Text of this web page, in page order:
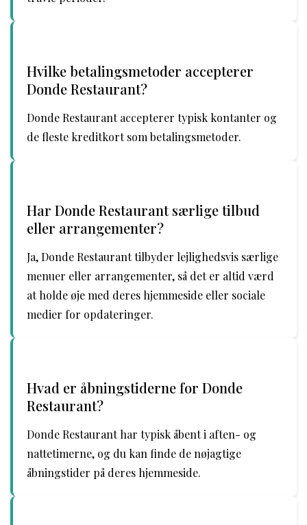
Hvilke betalingsmetoder accepterer
Donde Restaurant?
Donde Restaurant accepterer typisk kontanter og
de fleste kreditkort som betalingsmetoder.
Har Donde Restaurant særlige tilbud
eller arrangementer?
Ja, Donde Restaurant tilbyder lejlighedsvis særlige
menuer eller arrangementer, så det er altid værd
at holde øje med deres hjemmeside eller sociale
medier for opdateringer.
Hvad er åbningstiderne for Donde
Restaurant?
Donde Restaurant har typisk åbent i aften- og
nattetimerne, og du kan finde de nøjagtige
åbningstider på deres hjemmeside.